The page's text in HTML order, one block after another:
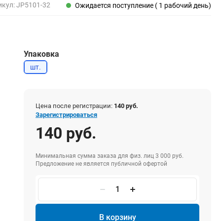
Клеи монтажные
Пистолеты для герметиков
Электрика и свет
Хомуты стяжки нейлоновые и стальные
Вилки электрические
Выключатели
Удлинители электрические
Фонари
JP5101-32 Ожидается поступление ( 1 рабочий день)
Упаковка
шт.
Цена после регистрации: 140 руб.
Зарегистрироваться
140 руб.
Минимальная сумма заказа для физ. лиц 3 000 руб.
Предложение не является публичной офертой
В корзину